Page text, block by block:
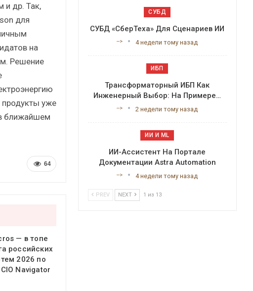
и др. Так,
для
на
Решение
уже
ближайшем
64
— в топе
российских
2026 по
Navigator
СУБД
СУБД «СберТеха» Для Сценариев ИИ
--> 4 недели тому назад
ИБП
Трансформаторный ИБП Как
Инженерный Выбор: На Примере…
--> 2 недели тому назад
ИИ И ML
ИИ-Ассистент На Портале
Документации Astra Automation
--> 4 недели тому назад
PREV NEXT 1 из 13